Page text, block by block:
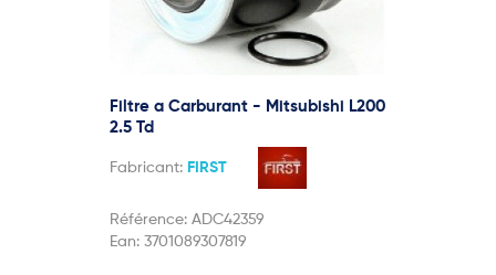
Filtre a Carburant - Mitsubishi L200
2.5 Td
Fabricant: FIRST
Référence: ADC42359
Ean: 3701089307819